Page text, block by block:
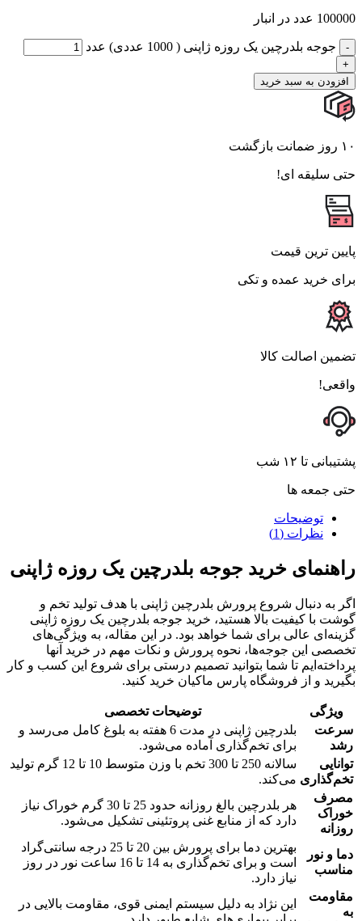
100000 عدد در انبار
جوجه بلدرچین یک روزه ژاپنی ( 1000 عددی) عدد
افزودن به سبد خرید
۱۰ روز ضمانت بازگشت
حتی سلیقه ای!
پایین ترین قیمت
برای خرید عمده و تکی
تضمین اصالت کالا
واقعی!
پشتیبانی تا ۱۲ شب
حتی جمعه ها
توضیحات
نظرات (1)
راهنمای خرید جوجه بلدرچین یک روزه ژاپنی
اگر به دنبال شروع پرورش بلدرچین ژاپنی با هدف تولید تخم و
گوشت با کیفیت بالا هستید، خرید جوجه بلدرچین یک روزه ژاپنی
گزینه‌ای عالی برای شما خواهد بود. در این مقاله، به ویژگی‌های
تخصصی این جوجه‌ها، نحوه پرورش و نکات مهم در خرید آنها
پرداخته‌ایم تا شما بتوانید تصمیم درستی برای شروع این کسب و کار
بگیرید و از فروشگاه پارس ماکیان خرید کنید.
ویژگی
توضیحات تخصصی
سرعت
رشد
بلدرچین ژاپنی در مدت 6 هفته به بلوغ کامل می‌رسد و
برای تخم‌گذاری آماده می‌شود.
توانایی
تخم‌گذاری
سالانه 250 تا 300 تخم با وزن متوسط 10 تا 12 گرم تولید
می‌کند.
مصرف
خوراک
روزانه
هر بلدرچین بالغ روزانه حدود 25 تا 30 گرم خوراک نیاز
دارد که از منابع غنی پروتئینی تشکیل می‌شود.
دما و نور
مناسب
بهترین دما برای پرورش بین 20 تا 25 درجه سانتی‌گراد
است و برای تخم‌گذاری به 14 تا 16 ساعت نور در روز
نیاز دارد.
مقاومت
به
این نژاد به دلیل سیستم ایمنی قوی، مقاومت بالایی در